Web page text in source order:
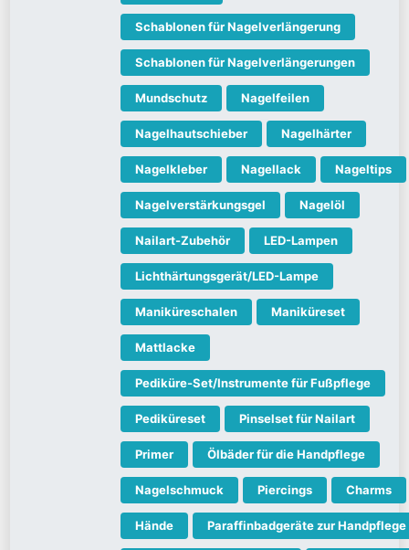
Schablonen für Nagelverlängerung
Schablonen für Nagelverlängerungen
Mundschutz Nagelfeilen
Nagelhautschieber Nagelhärter
Nagelkleber Nagellack Nageltips
Nagelverstärkungsgel Nagelöl
Nailart-Zubehör LED-Lampen
Lichthärtungsgerät/LED-Lampe
Maniküreschalen Maniküreset
Mattlacke
Pediküre-Set/Instrumente für Fußpflege
Pediküreset Pinselset für Nailart
Primer Ölbäder für die Handpflege
Nagelschmuck Piercings Charms
Hände Paraffinbadgeräte zur Handpflege